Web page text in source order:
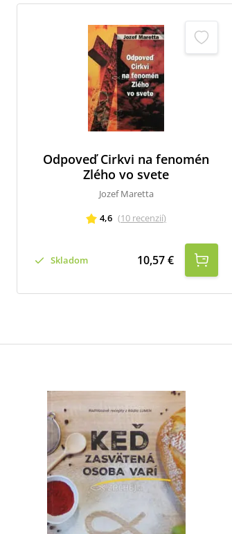
Odpoveď Cirkvi na fenomén
Zlého vo svete
Jozef Maretta
4,6 (10 recenzií)
Skladom 10,57 €